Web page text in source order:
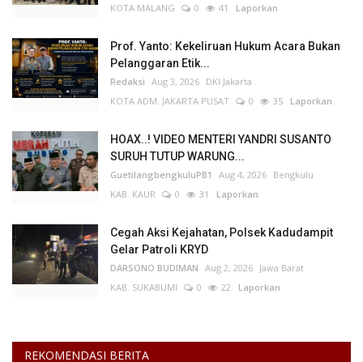
Informasi Journalism
Kesehatan
Layanan Publik
Perempuan/Anak
KOTA MALANG
0 41 Laporkan
Prof. Yanto: Kekeliruan Hukum Acara Bukan
Pelanggaran Etik...
Redaksi Aug 3, 2026 DKI Jakarta
KOTA ADM. JAKARTA PUSAT
0 35 Laporkan
HOAX..! VIDEO MENTERI YANDRI SUSANTO
SURUH TUTUP WARUNG...
GuetilangbengkuluPB1 Aug 4, 2026 Bengkulu
KAB. KAUR
0 31 Laporkan
Cegah Aksi Kejahatan, Polsek Kadudampit
Gelar Patroli KRYD
DARSONO BUDIMAN Aug 2, 2026 Jawa Barat
KAB. SUKABUMI
0 22 Laporkan
REKOMENDASI BERITA